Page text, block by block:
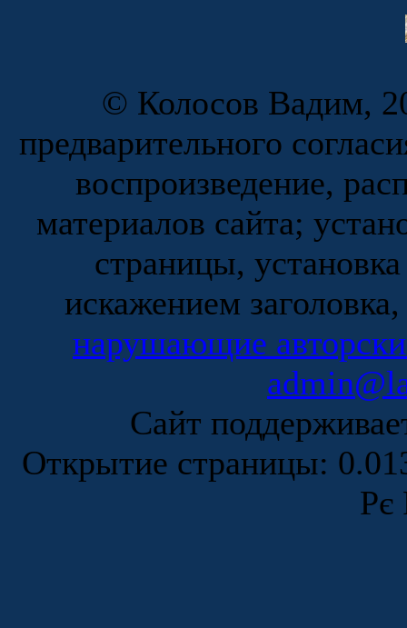
© Колосов Вадим,
предварительного
воспроизведение,
материалов сайта;
страницы,
искажением
нарушающие
Сайт
Открытие страницы:
Рє